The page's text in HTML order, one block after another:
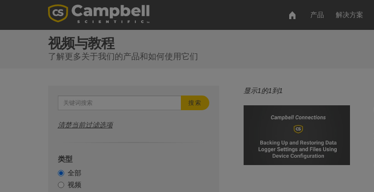
产品 解决方案
视频与教程
了解更多关于我们的产品和如何使用它们
搜索
清楚当前过滤选项
类型
全部
视频
显示1的1到1